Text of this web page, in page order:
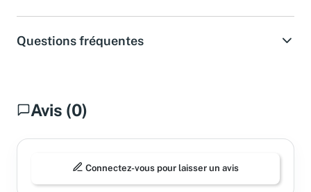
Questions fréquentes
Avis (0)
Connectez-vous pour laisser un avis